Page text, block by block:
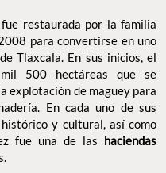
restaurada por la familia
para convertirse en uno
Tlaxcala. En sus inicios, el
500 hectáreas que se
explotación de maguey para
En cada uno de sus
y cultural, así como